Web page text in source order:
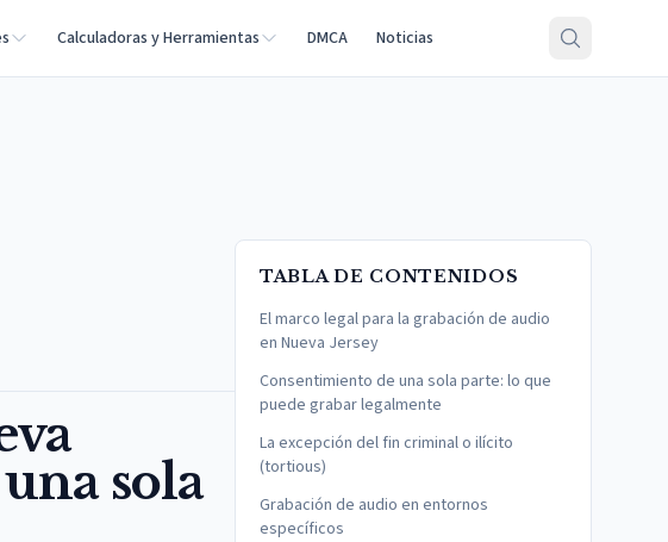
Calculadoras y Herramientas DMCA Noticias
sola
TABLA DE CONTENIDOS
El marco legal para la grabación de audio
en Nueva Jersey
Consentimiento de una sola parte: lo que
puede grabar legalmente
La excepción del fin criminal o ilícito
(tortious)
Grabación de audio en entornos
específicos